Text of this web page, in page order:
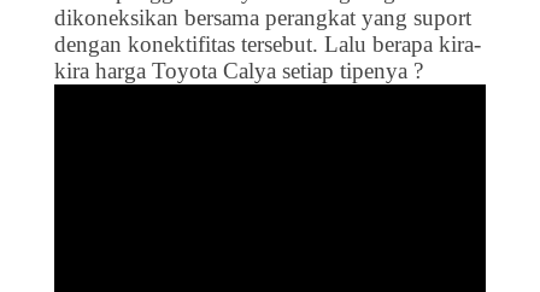
dikoneksikan bersama perangkat yang suport
dengan konektifitas tersebut. Lalu berapa kira-
kira harga Toyota Calya setiap tipenya ?